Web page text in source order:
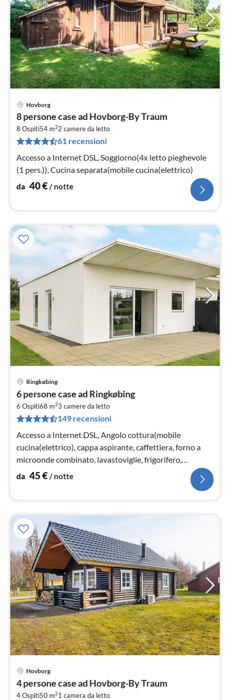
Hovborg
8 persone case ad Hovborg-By Traum
8 Ospiti54 m22 camere da letto
61 recensioni
Accesso a Internet DSL, Soggiorno(4x letto pieghevole
(1 pers.)), Cucina separata(mobile cucina(elettrico)
da 40€/ notte
Ringkøbing
6 persone case ad Ringkøbing
6 Ospiti68 m23 camere da letto
149 recensioni
Accesso a Internet DSL, Angolo cottura(mobile
cucina(elettrico), cappa aspirante, caffettiera, forno a
microonde combinato, lavastoviglie, frigorifero,
congelatore(60-99L))
da 45€ / notte
Hovborg
4 persone case ad Hovborg-By Traum
4 Ospiti50 m21 camera da letto